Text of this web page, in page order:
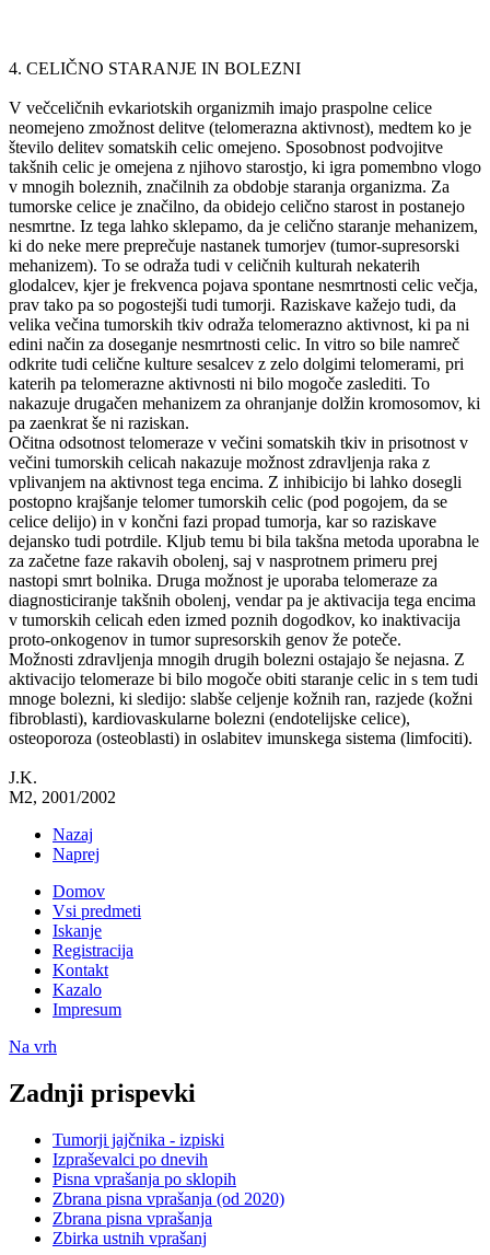
4. CELIČNO STARANJE IN BOLEZNI
V večceličnih evkariotskih organizmih imajo praspolne celice
neomejeno zmožnost delitve (telomerazna aktivnost), medtem ko je
število delitev somatskih celic omejeno. Sposobnost podvojitve
takšnih celic je omejena z njihovo starostjo, ki igra pomembno vlogo
v mnogih boleznih, značilnih za obdobje staranja organizma. Za
tumorske celice je značilno, da obidejo celično starost in postanejo
nesmrtne. Iz tega lahko sklepamo, da je celično staranje mehanizem,
ki do neke mere preprečuje nastanek tumorjev (tumor-supresorski
mehanizem). To se odraža tudi v celičnih kulturah nekaterih
glodalcev, kjer je frekvenca pojava spontane nesmrtnosti celic večja,
prav tako pa so pogostejši tudi tumorji. Raziskave kažejo tudi, da
velika večina tumorskih tkiv odraža telomerazno aktivnost, ki pa ni
edini način za doseganje nesmrtnosti celic. In vitro so bile namreč
odkrite tudi celične kulture sesalcev z zelo dolgimi telomerami, pri
katerih pa telomerazne aktivnosti ni bilo mogoče zaslediti. To
nakazuje drugačen mehanizem za ohranjanje dolžin kromosomov, ki
pa zaenkrat še ni raziskan.
Očitna odsotnost telomeraze v večini somatskih tkiv in prisotnost v
večini tumorskih celicah nakazuje možnost zdravljenja raka z
vplivanjem na aktivnost tega encima. Z inhibicijo bi lahko dosegli
postopno krajšanje telomer tumorskih celic (pod pogojem, da se
celice delijo) in v končni fazi propad tumorja, kar so raziskave
dejansko tudi potrdile. Kljub temu bi bila takšna metoda uporabna le
za začetne faze rakavih obolenj, saj v nasprotnem primeru prej
nastopi smrt bolnika. Druga možnost je uporaba telomeraze za
diagnosticiranje takšnih obolenj, vendar pa je aktivacija tega encima
v tumorskih celicah eden izmed poznih dogodkov, ko inaktivacija
proto-onkogenov in tumor supresorskih genov že poteče.
Možnosti zdravljenja mnogih drugih bolezni ostajajo še nejasna. Z
aktivacijo telomeraze bi bilo mogoče obiti staranje celic in s tem tudi
mnoge bolezni, ki sledijo: slabše celjenje kožnih ran, razjede (kožni
fibroblasti), kardiovaskularne bolezni (endotelijske celice),
osteoporoza (osteoblasti) in oslabitev imunskega sistema (limfociti).
J.K.
M2, 2001/2002
Nazaj
Naprej
Domov
Vsi predmeti
Iskanje
Registracija
Kontakt
Kazalo
Impresum
Na vrh
Zadnji prispevki
Tumorji jajčnika - izpiski
Izpraševalci po dnevih
Pisna vprašanja po sklopih
Zbrana pisna vprašanja (od 2020)
Zbrana pisna vprašanja
Zbirka ustnih vprašanj